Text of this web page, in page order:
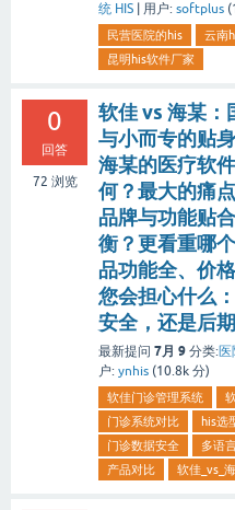
统 HIS
用户: softplus (
民营医院的his
云南
昆明his软件厂家
0
回答
72 浏览
软佳 vs 海某：
与小而专的贴
海某的医疗软
何？最大的痛
品牌与功能贴
衡？更看重哪
品功能全、价
您会担心什么
安全，还是后
最新提问 7月 9 分类:
户: ynhis (10.8k 分)
软佳门诊管理系统
门诊系统对比
his选
门诊数据安全
多语
产品对比
软佳_vs_